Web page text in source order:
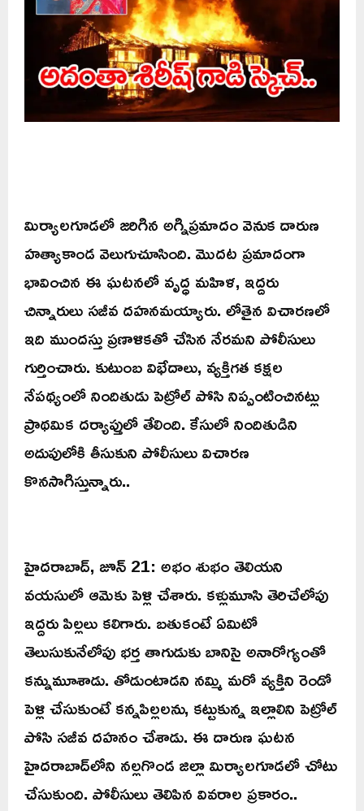
మిర్యాలగూడలో జరిగిన అగ్నిప్రమాదం వెనుక దారుణ
హత్యాకాండ వెలుగుచూసింది. మొదట ప్రమాదంగా
భావించిన ఈ ఘటనలో వృద్ధ మహిళ, ఇద్దరు
చిన్నారులు సజీవ దహనమయ్యారు. లోతైన విచారణలో
ఇది ముందస్తు ప్రణాళికతో చేసిన నేరమని పోలీసులు
గుర్తించారు. కుటుంబ విభేదాలు, వ్యక్తిగత కక్షల
నేపథ్యంలో నిందితుడు పెట్రోల్ పోసి నిప్పంటించినట్లు
ప్రాథమిక దర్యాప్తులో తేలింది. కేసులో నిందితుడిని
అదుపులోకి తీసుకుని పోలీసులు విచారణ
కొనసాగిస్తున్నారు..
హైదరాబాద్‌, జూన్‌ 21: అభం శుభం తెలియని
వయసులో ఆమెకు పెళ్లి చేశారు. కళ్లుమూసి తెరిచేలోపు
ఇద్దరు పిల్లలు కలిగారు. బతుకంటే ఏమిటో
తెలుసుకునేలోపు భర్త తాగుడుకు బానిసై అనారోగ్యంతో
కన్నుమూశాడు. తోడుంటాడని నమ్మి మరో వ్యక్తిని రెండో
పెళ్లి చేసుకుంటే కన్నపిల్లలను, కట్టుకున్న ఇల్లాలిని పెట్రోల్‌
పోసి సజీవ దహనం చేశాడు. ఈ దారుణ ఘటన
హైదరాబాద్‌లోని నల్లగొండ జిల్లా మిర్యాలగూడలో చోటు
చేసుకుంది. పోలీసులు తెలిపిన వివరాల ప్రకారం..